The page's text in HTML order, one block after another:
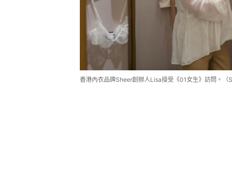
香港內衣品牌Sheer創辦人Lisa接受《01女生》訪問。（